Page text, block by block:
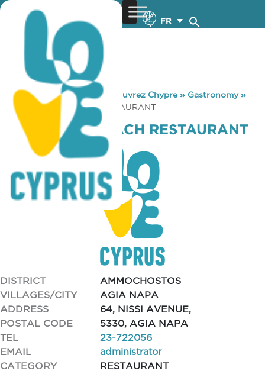
FR
You are here: Home »Découvrez Chypre» Gastronomy»
SOLY MARIS BEACH RESTAURANT
SOLY MARIS BEACH RESTAURANT
DISTRICT
AMMOCHOSTOS
VILLAGES/CITY
AGIA NAPA
ADDRESS
64, NISSI AVENUE,
POSTAL CODE
5330, AGIA NAPA
TEL
23-722056
EMAIL
administrator
CATEGORY
RESTAURANT